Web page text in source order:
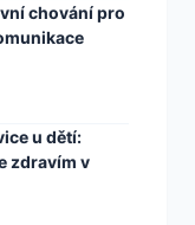
chování pro
u dětí:
zdravím v